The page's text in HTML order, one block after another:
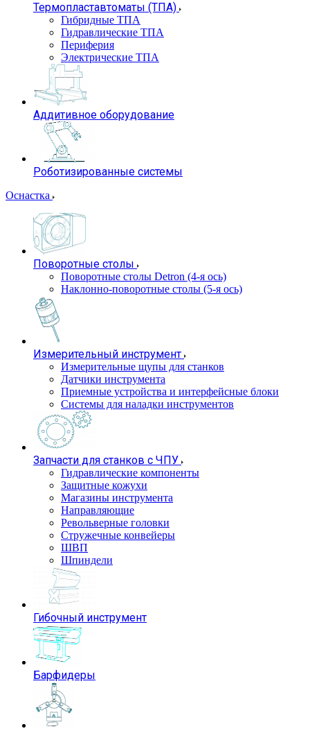
Термопластавтоматы (ТПА)
Гибридные ТПА
Гидравлические ТПА
Периферия
Электрические ТПА
Аддитивное оборудование
Роботизированные системы
Оснастка
Поворотные столы
Поворотные столы Detron (4-я ось)
Наклонно-поворотные столы (5-я ось)
Измерительный инструмент
Измерительные щупы для станков
Датчики инструмента
Приемные устройства и интерфейсные блоки
Системы для наладки инструментов
Запчасти для станков с ЧПУ
Гидравлические компоненты
Защитные кожухи
Магазины инструмента
Направляющие
Револьверные головки
Стружечные конвейеры
ШВП
Шпиндели
Гибочный инструмент
Барфидеры